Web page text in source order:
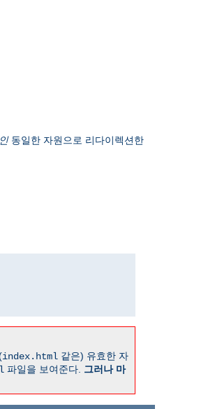
동일한 자원으로 리다이렉션한
index.html 같은) 유효한 자
파일을 보여준다. 그러나 마